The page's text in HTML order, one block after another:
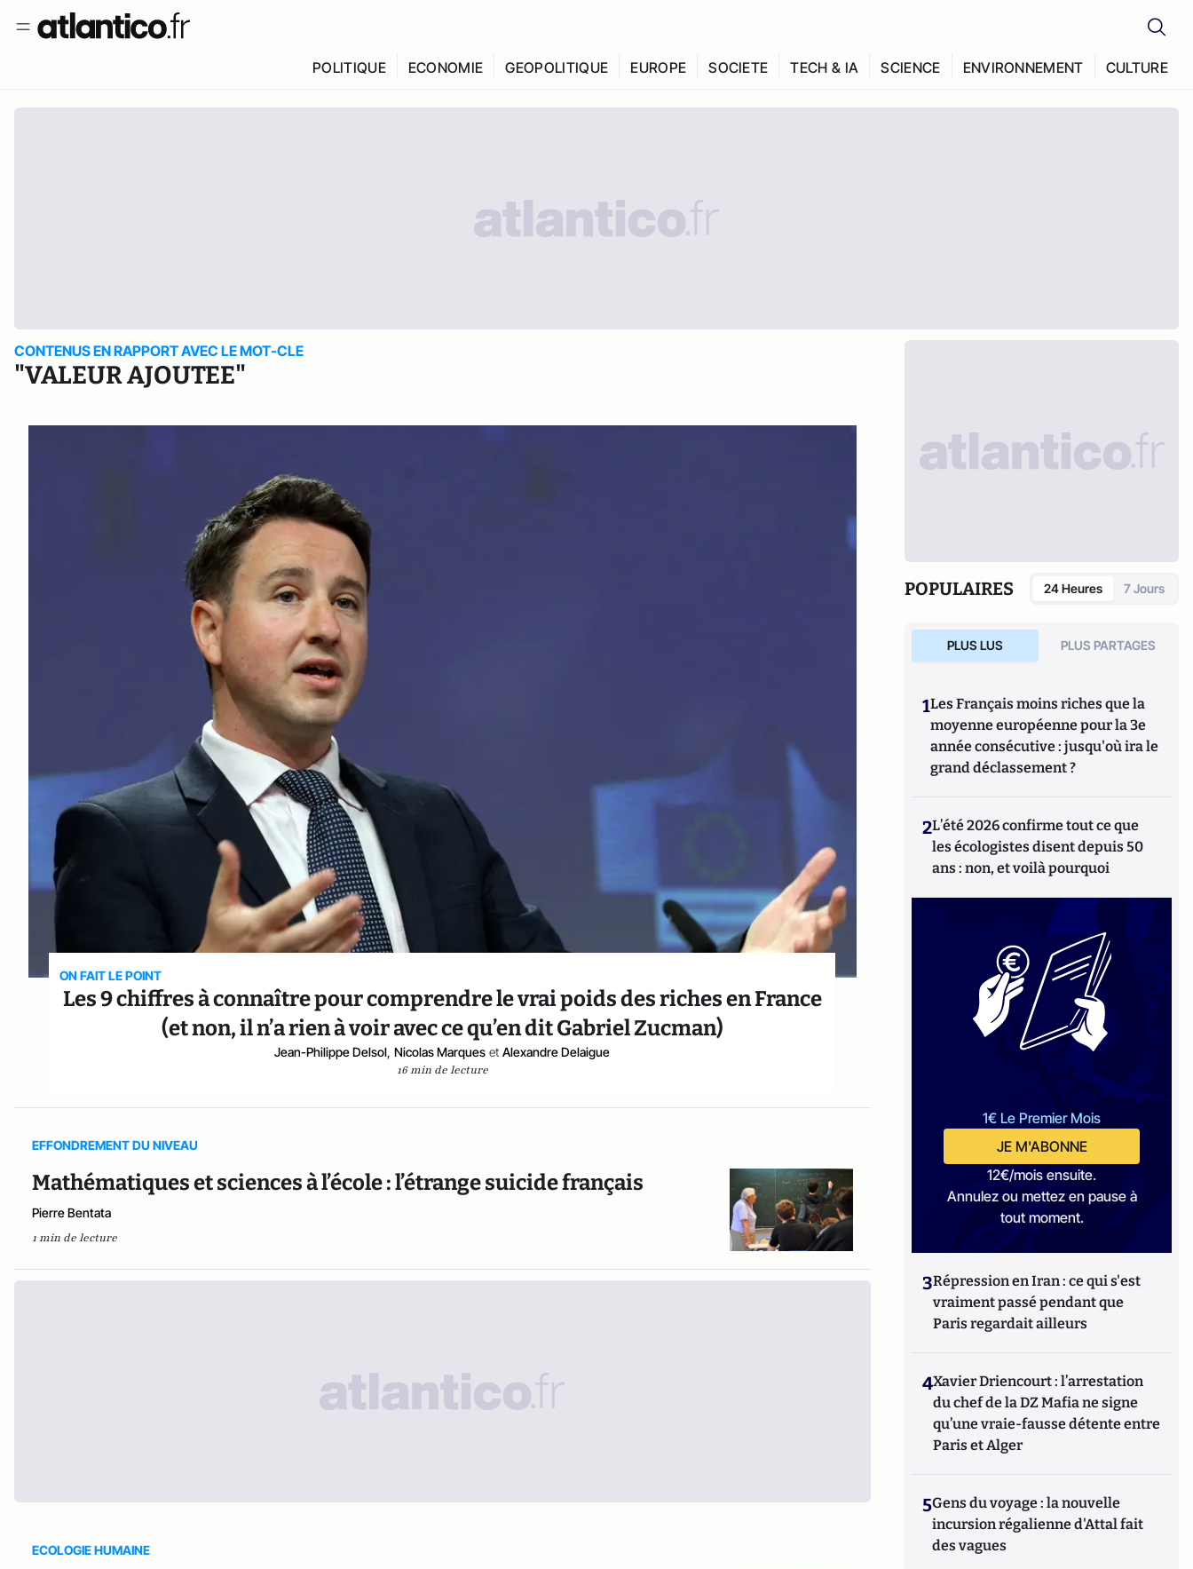
POLITIQUE ECONOMIE GEOPOLITIQUE EUROPE SOCIETE TECH & IA SCIENCE ENVIRONNEMENT CULTURE
CONTENUS EN RAPPORT AVEC LE MOT-CLE
"VALEUR AJOUTEE"
ON FAIT LE POINT
Les 9 chiffres à connaître pour comprendre le vrai poids des riches en France
(et non, il n’a rien à voir avec ce qu’en dit Gabriel Zucman)
Jean-Philippe Delsol, Nicolas Marques et Alexandre Delaigue
16 min de lecture
EFFONDREMENT DU NIVEAU
Mathématiques et sciences à l’école : l’étrange suicide français
Pierre Bentata
1 min de lecture
ECOLOGIE HUMAINE
POPULAIRES 24 Heures 7 Jours
PLUS LUS PLUS PARTAGES
1Les Français moins riches que la
moyenne européenne pour la 3e
année consécutive : jusqu'où ira le
grand déclassement ?
2L’été 2026 confirme tout ce que
les écologistes disent depuis 50
ans : non, et voilà pourquoi
1€ Le Premier Mois
JE M'ABONNE
12€/mois ensuite.
Annulez ou mettez en pause à
tout moment.
3Répression en Iran : ce qui s'est
vraiment passé pendant que
Paris regardait ailleurs
4Xavier Driencourt : l’arrestation
du chef de la DZ Mafia ne signe
qu’une vraie-fausse détente entre
Paris et Alger
5Gens du voyage : la nouvelle
incursion régalienne d'Attal fait
des vagues